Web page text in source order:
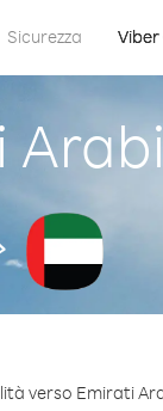
Sicurezza
verso Emirati